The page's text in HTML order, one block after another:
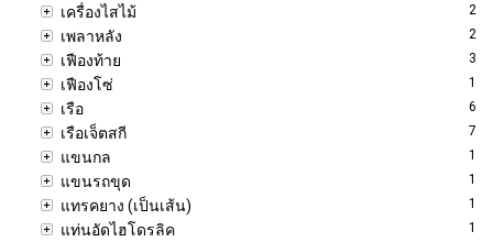
เครื่องไสไม้ 2
เพลาหลัง 2
เฟืองท้าย 3
เฟืองโซ่ 1
เรือ 6
เรือเจ็ตสกี 7
แขนกล 1
แขนรถขุด 1
แทรคยาง (เป็นเส้น) 1
แท่นอัดไฮโดรลิค 1